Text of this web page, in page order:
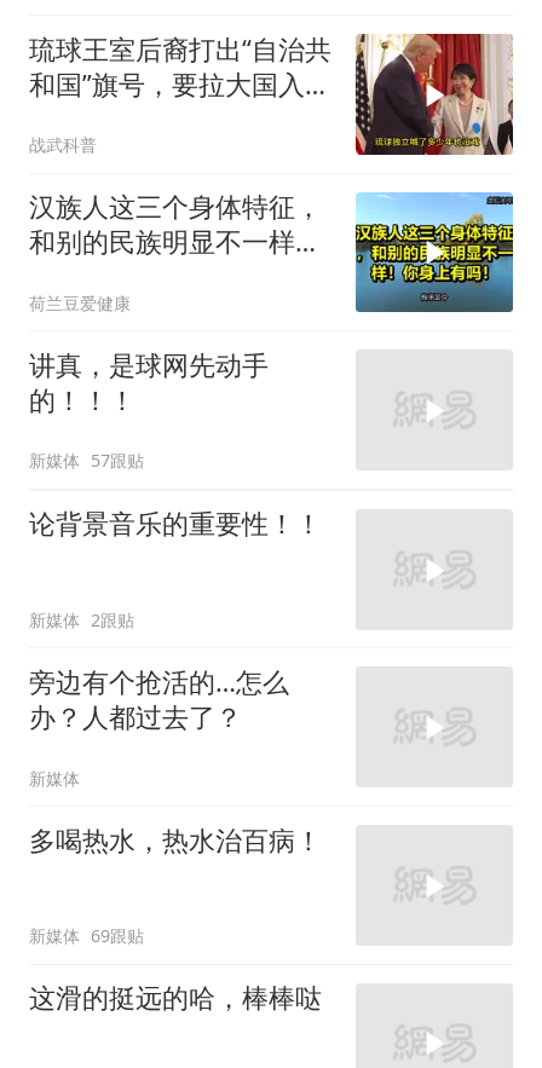
琉球王室后裔打出“自治共
和国”旗号，要拉大国入局
战武科普
汉族人这三个身体特征，
和别的民族明显不一样！
荷兰豆爱健康
讲真，是球网先动手
的！！！
新媒体 57跟贴
论背景音乐的重要性！！
新媒体 2跟贴
旁边有个抢活的…怎么
办？人都过去了？
新媒体
多喝热水，热水治百病！
新媒体 69跟贴
这滑的挺远的哈，棒棒哒